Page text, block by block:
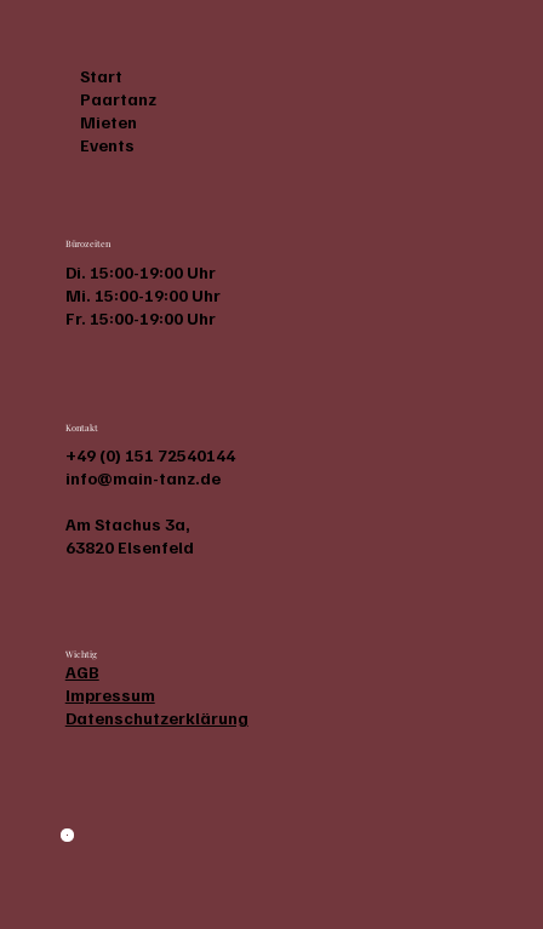
Start
Paartanz
Mieten
Events
Bürozeiten
Di. 15:00-19:00 Uhr
Mi. 15:00-19:00 Uhr
Fr. 15:00-19:00 Uhr
Kontakt
+49 (0) 151 72540144
info@main-tanz.de
Am Stachus 3a,
63820 Elsenfeld
Wichtig
AGB
Impressum
Datenschutzerklärung